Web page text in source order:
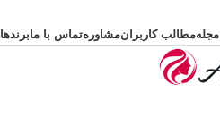
مجلهمطالب کاربرانمشاورهتماس با مابرندها